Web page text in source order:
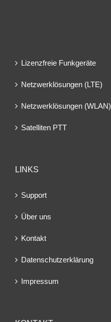
Lizenzfreie Funkgeräte
Netzwerklösungen (LTE)
Netzwerklösungen (WLAN)
Satelliten PTT
LINKS
Support
Über uns
Kontakt
Datenschutzerklärung
Impressum